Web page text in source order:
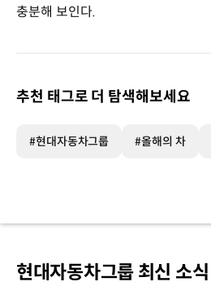
충분해 보인다.
추천 태그로 더 탐색해보세요
#현대자동차그룹 #올해의 차
현대자동차그룹 최신 소식